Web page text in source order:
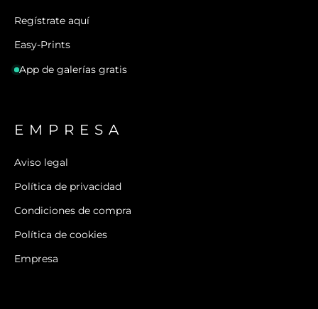
Regístrate aquí
Easy-Prints
App de galerías gratis
EMPRESA
Aviso legal
Política de privacidad
Condiciones de compra
Política de cookies
Empresa